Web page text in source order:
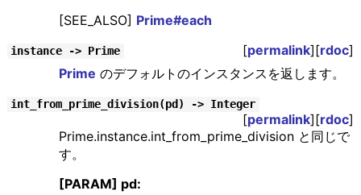
[SEE_ALSO] Prime#each
instance -> Prime [permalink][rdoc]
Prime のデフォルトのインスタンスを返します。
int_from_prime_division(pd) -> Integer
[permalink][rdoc]
Prime.instance.int_from_prime_division と同じで
す。
[PARAM] pd: